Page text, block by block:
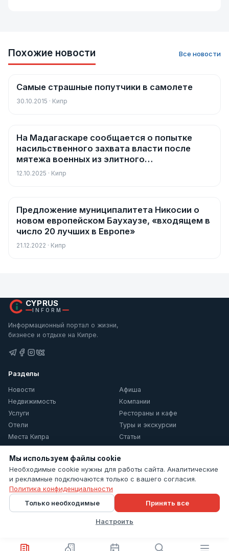
Похожие новости Все новости
Новости
Самые страшные попутчики в самолете
30.10.2015 · Кипр
Новости
На Мадагаскаре сообщается о попытке
насильственного захвата власти после
мятежа военных из элитного
подразделения
12.10.2025 · Кипр
Новости
Предложение муниципалитета Никосии о
новом европейском Баухаузе, «входящем в
число 20 лучших в Европе»
21.12.2022 · Кипр
CYPRUS
INFORM
Информационный портал о жизни,
бизнесе и отдыхе на Кипре.
Разделы
Новости
Афиша
Недвижимость
Компании
Услуги
Рестораны и кафе
Отели
Туры и экскурсии
Места Кипра
Статьи
Информация
Контакты
Политика конфиденциальности
Настройки cookie
© 2026 Cyprus Inform. Все права защищены.
Мы используем файлы cookie
Необходимые cookie нужны для работы сайта. Аналитические
и рекламные подключаются только с вашего согласия.
Политика конфиденциальности
Настроить
Только необходимые Принять все